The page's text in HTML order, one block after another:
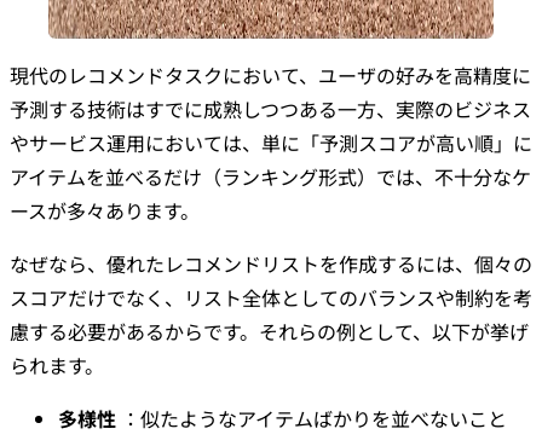
現代のレコメンドタスクにおいて、ユーザの好みを高精度に
予測する技術はすでに成熟しつつある一方、実際のビジネス
やサービス運用においては、単に「予測スコアが高い順」に
アイテムを並べるだけ（ランキング形式）では、不十分なケ
ースが多々あります。
なぜなら、優れたレコメンドリストを作成するには、個々の
スコアだけでなく、リスト全体としてのバランスや制約を考
慮する必要があるからです。それらの例として、以下が挙げ
られます。
多様性 ：似たようなアイテムばかりを並べないこと